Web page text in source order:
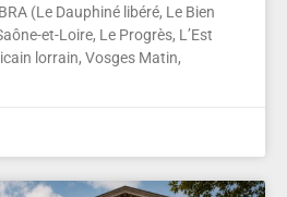
(Le Dauphiné libéré, Le Bien
et-Loire, Le Progrès, L’Est
lorrain, Vosges Matin,